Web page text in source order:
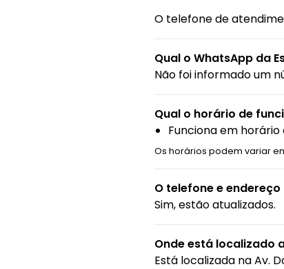
O telefone de
Qual o WhatsApp da
Não foi informado um
Qual o horário de
Funciona em
Os horários podem variar
O telefone e
Sim, estão atualizados.
Onde está localizado
Está localizada naAv.